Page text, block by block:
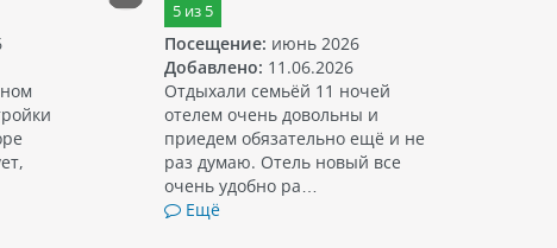
5из 5
Посещение: июнь 2026
Добавлено: 11.06.2026
Отдыхали семьёй 11 ночей
отелем очень довольны и
приедем обязательно ещё и не
раз думаю. Отель новый все
очень удобно ра…
Ещё